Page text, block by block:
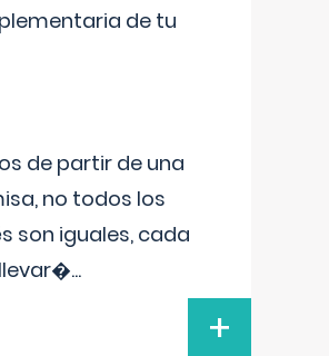
de tu
de partir de una
no todos los
son iguales, cada
...
+